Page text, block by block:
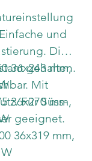
und
Die
gehalten.
Mit
Für Süss-
geeignet.
36x243 mm,
36x270 mm,
36x319 mm,